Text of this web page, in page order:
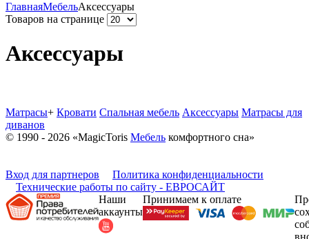
ГлавнаяМебельАксессуары
Товаров на странице
Аксессуары
Матрасы+ Кровати Спальная мебель Аксессуары Матрасы для
диванов
© 1990 - 2026 «MagicToris Мебель комфортного сна»
Вход для партнеров
Политика конфиденциальности
Технические работы по сайту - ЕВРОСАЙТ
Наши
аккаунты
Принимаем к оплате